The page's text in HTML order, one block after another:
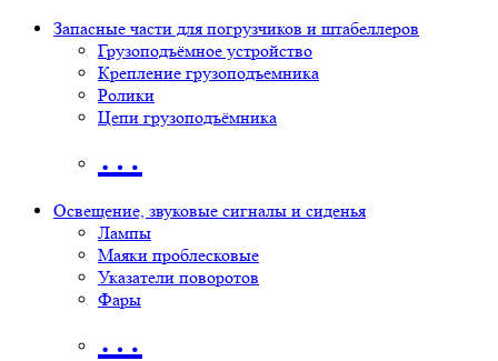
Запасные части для погрузчиков и штабеллеров
Грузоподъёмное устройство
Крепление грузоподъемника
Ролики
Цепи грузоподъёмника
…
Освещение, звуковые сигналы и сиденья
Лампы
Маяки проблесковые
Указатели поворотов
Фары
…